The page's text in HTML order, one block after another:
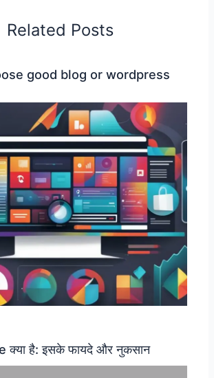
Related Posts
good blog or wordpress
क्या है: इसके फायदे और नुकसान